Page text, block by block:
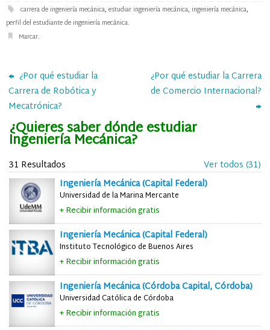
carrera de ingeniería mecánica,estudiar ingeniería mecánica, ingeniería mecánica,
perfil del estudiante de ingeniería mecánica.
Marcar.
¿Por qué estudiar la
Carrera de Robótica y
Mecatrónica?
¿Por qué estudiar la Carrera
de Comercio Internacional?
¿Quieres saber dónde estudiar
Ingeniería Mecánica?
31 Resultados
Ver todos (31)
Ingeniería Mecánica (Capital Federal)
Universidad de la Marina Mercante
+ Recibir información gratis
Ingeniería Mecánica (Capital Federal)
Instituto Tecnológico de Buenos Aires
+ Recibir información gratis
Ingeniería Mecánica (Córdoba Capital, Córdoba)
Universidad Católica de Córdoba
+ Recibir información gratis